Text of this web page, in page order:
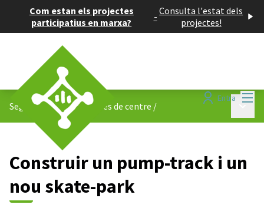
Com estan els projectes
participatius en marxa?
- Consulta l'estat dels
projectes!
Entra
Seguiment dels projectes de centre /
Construir un pump-track i un
nou skate-park